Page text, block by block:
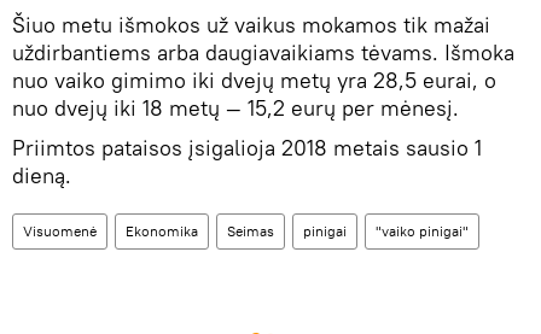
Šiuo metu išmokos už vaikus mokamos tik mažai
uždirbantiems arba daugiavaikiams tėvams. Išmoka
nuo vaiko gimimo iki dvejų metų yra 28,5 eurai, o
nuo dvejų iki 18 metų — 15,2 eurų per mėnesį.
Priimtos pataisos įsigalioja 2018 metais sausio 1
dieną.
Visuomenė Ekonomika Seimas pinigai "vaiko pinigai"